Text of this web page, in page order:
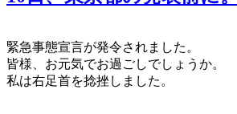
緊急事態宣言が発令されました。
皆様、お元気でお過ごしでしょうか。
私は右足首を捻挫しました。